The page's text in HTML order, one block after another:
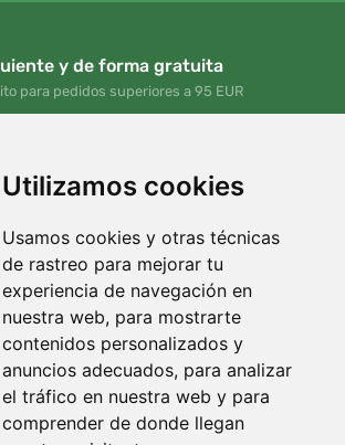
Utilizamos cookies
Usamos cookies y otras técnicas
de rastreo para mejorar tu
experiencia de navegación en
nuestra web, para mostrarte
contenidos personalizados y
anuncios adecuados, para analizar
el tráfico en nuestra web y para
comprender de donde llegan
y de forma gratuita
para pedidos superiores a 95 EUR
devoluciones gratuitos
o cambiar su pedido en cualquier momento
de 90 días
a Trees.org
plantamos un árbol. Leer más